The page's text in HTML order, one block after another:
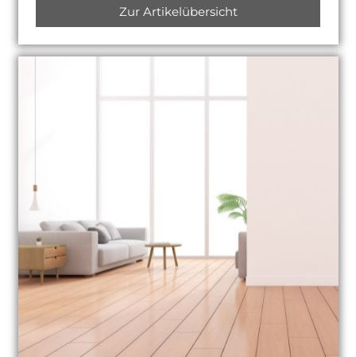
Zur Artikelübersicht